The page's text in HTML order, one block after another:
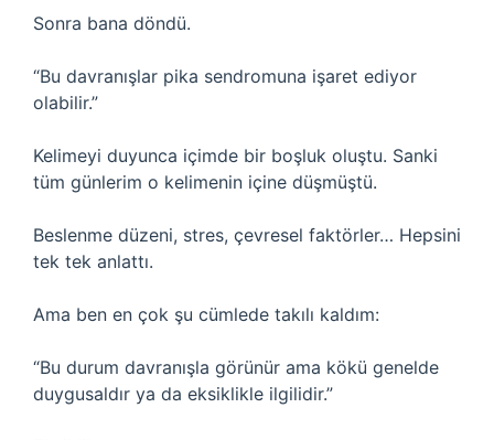
Sonra bana döndü.
“Bu davranışlar pika sendromuna işaret ediyor
olabilir.”
Kelimeyi duyunca içimde bir boşluk oluştu. Sanki
tüm günlerim o kelimenin içine düşmüştü.
Beslenme düzeni, stres, çevresel faktörler… Hepsini
tek tek anlattı.
Ama ben en çok şu cümlede takılı kaldım:
“Bu durum davranışla görünür ama kökü genelde
duygusaldır ya da eksiklikle ilgilidir.”